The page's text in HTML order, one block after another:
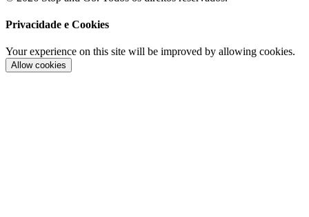
Privacidade e Cookies
Your experience on this site will be improved by allowing cookies.
Allow cookies